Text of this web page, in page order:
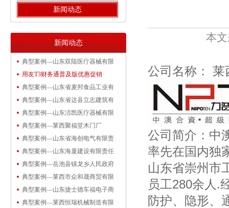
新闻动态
新闻动态
典型案例—山东双陆医疗器械有限
用友T3财务通普及版优惠促销
典型案例—山东省麦邦食品工业有
典型案例—山东省达县立志建筑有
典型案例—山东洁凯医疗器械有限
典型案例—莱西聚福堂木门厂
典型案例—山东省海创电气有限责
典型案例—山东海厦建设有限责任
典型案例—岳池县镇龙乡人民政府
典型案例—莱西市众和晟商贸有限
典型案例—山东捷士德车福电子商
典型案例—莱西恒瑞机械制造有限
本
公司名称： 莱
公司简介：中
率先在国内独
山东省崇州市
员工280余人.
防护、隐形、